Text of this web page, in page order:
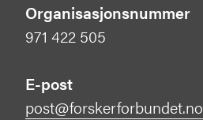
Organisasjonsnummer
971 422 505
E-post
post@forskerforbundet.no